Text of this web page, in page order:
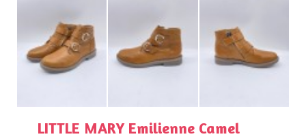
LITTLE MARY Emilienne Camel